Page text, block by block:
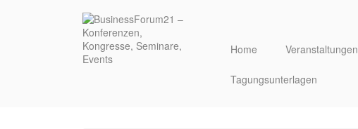
Home Veranstaltungen
Tagungsunterlagen